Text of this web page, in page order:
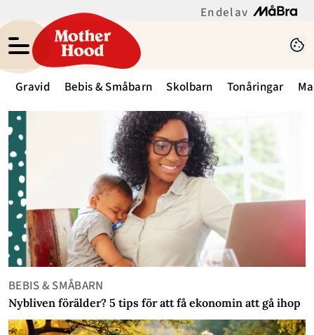
En del av
Gravid Bebis & Småbarn Skolbarn Tonåringar
BEBIS & SMÅBARN
Nybliven förälder? 5 tips för att få ekonomin att gå ihop